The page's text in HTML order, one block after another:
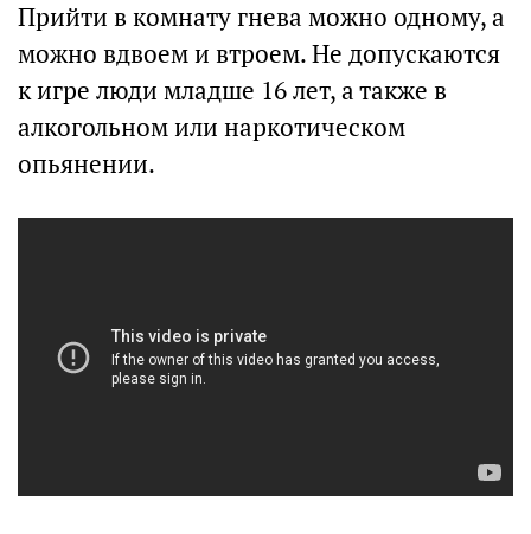
Прийти в комнату гнева можно одному, а
можно вдвоем и втроем. Не допускаются
к игре люди младше 16 лет, а также в
алкогольном или наркотическом
опьянении.